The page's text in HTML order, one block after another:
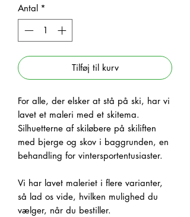
Antal *
Tilføj til kurv
For alle, der elsker at stå på ski, har vi
lavet et maleri med et skitema.
Silhuetterne af skiløbere på skiliften
med bjerge og skov i baggrunden, en
behandling for vintersportentusiaster.
Vi har lavet maleriet i flere varianter,
så lad os vide, hvilken mulighed du
vælger, når du bestiller.